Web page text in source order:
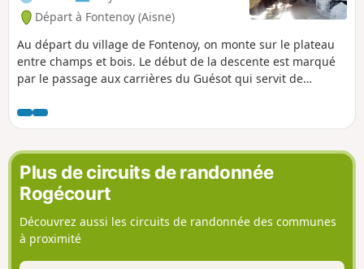
Départ à Fontenoy (Aisne)
Au départ du village de Fontenoy, on monte sur le plateau
entre champs et bois. Le début de la descente est marqué
par le passage aux carrières du Guésot qui servit de
guerre mondial. La fin de la randonnée se déroule dans la
vallée de l'Aisne et en bordure d'étangs.
Plus de circuits de randonnée
Rogécourt
Découvrez aussi les circuits de randonnée des communes
à proximité